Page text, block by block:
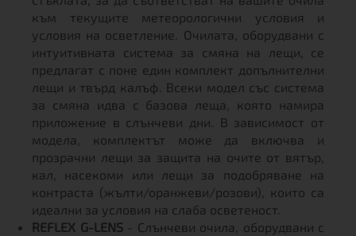
към текущите метеорологични условия и
условия на осветление. Очилата, оборудвани с
интуитивната система за смяна на лещи, се
предлагат с поне един комплект допълнителни
лещи и твърд калъф. Всеки модел със система
за смяна идва с базова леща, която намира
приложение в слънчеви дни. В зависимост от
модела, комплектът може да включва и
прозрачни лещи за защита на очите от вятър,
кал, насекоми или лещи за подобряване на
контраста (жълти/оранжеви/розови), които са
идеални за условия на слаба осветеност.
REFLEX G-LENS- Слънчеви очила, оборудвани с